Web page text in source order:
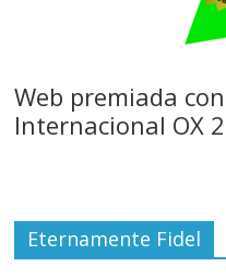
Web premiada
Internacional OX
Eternamente Fidel